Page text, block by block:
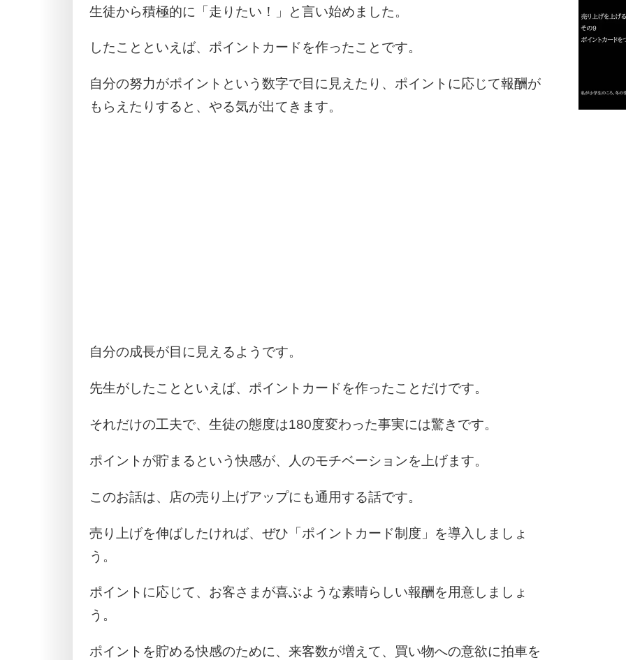
生徒から積極的に「走りたい！」と言い始めました。
したことといえば、ポイントカードを作ったことです。
自分の努力がポイントという数字で目に見えたり、ポイントに応じて報酬が
もらえたりすると、やる気が出てきます。
自分の成長が目に見えるようです。
先生がしたことといえば、ポイントカードを作ったことだけです。
それだけの工夫で、生徒の態度は180度変わった事実には驚きです。
ポイントが貯まるという快感が、人のモチベーションを上げます。
このお話は、店の売り上げアップにも通用する話です。
売り上げを伸ばしたければ、ぜひ「ポイントカード制度」を導入しましょ
う。
ポイントに応じて、お客さまが喜ぶような素晴らしい報酬を用意しましょ
う。
ポイントを貯める快感のために、来客数が増えて、買い物への意欲に拍車を
3